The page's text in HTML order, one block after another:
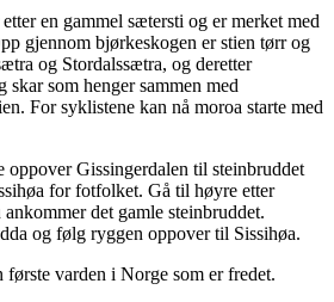
en gammel sætersti og er merket med
gjennom bjørkeskogen er stien tørr og
og Stordalssætra, og deretter
skar som henger sammen med
For syklistene kan nå moroa starte med
oppover Gissingerdalen til steinbruddet
for fotfolket. Gå til høyre etter
det gamle steinbruddet.
og følg ryggen oppover til Sissihøa.
første varden i Norge som er fredet.